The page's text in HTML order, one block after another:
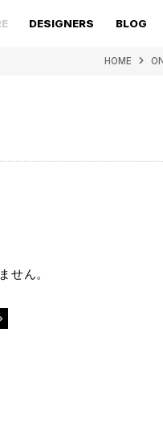
DESIGNERS BLOG
HOME
せん。